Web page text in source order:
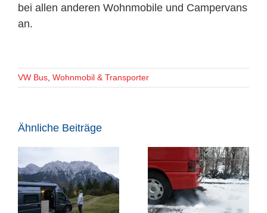
bei allen anderen Wohnmobile und Campervans
an.
VW Bus Wohnmobil & Transporter
Ähnliche Beiträge